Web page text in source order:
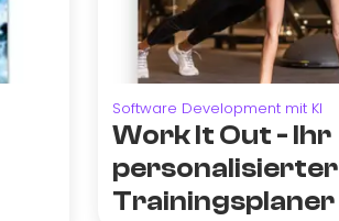
Software Development mit KI
Work It Out - Ihr
personalisierter
Trainingsplaner